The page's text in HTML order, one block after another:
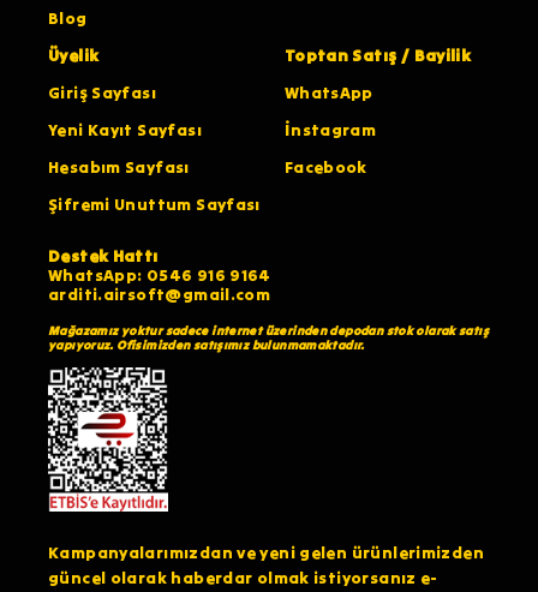
Blog
Üyelik
Giriş Sayfası
Yeni Kayıt Sayfası
Hesabım Sayfası
Şifremi Unuttum Sayfası
Toptan Satış / Bayilik
WhatsApp
İnstagram
Facebook
Destek Hattı
WhatsApp: 0546 916 9164
arditi.airsoft@gmail.com
Mağazamız yoktur sadece internet üzerinden depodan stok olarak satış
yapıyoruz. Ofisimizden satışımız bulunmamaktadır.
Kampanyalarımızdan ve yeni gelen ürünlerimizden
güncel olarak haberdar olmak istiyorsanız e-